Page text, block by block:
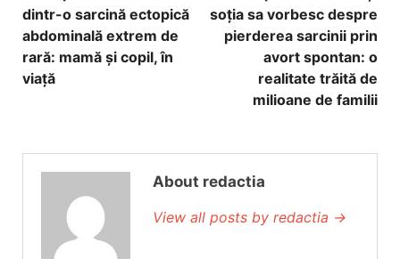
dintr-o sarcină ectopică
abdominală extrem de
rară: mamă și copil, în
viață
soția sa vorbesc despre
pierderea sarcinii prin
avort spontan: o
realitate trăită de
milioane de familii
About redactia
View all posts by redactia →